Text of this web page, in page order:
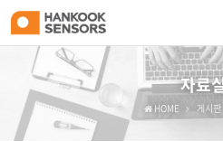
자료
HOME 게시판